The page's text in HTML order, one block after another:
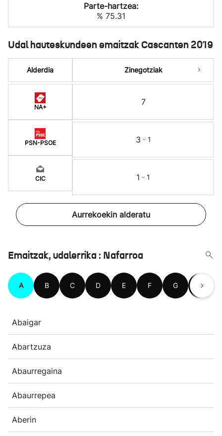
Parte-hartzea:
% 75.31
Udal hauteskundeen emaitzak Cascanten 2019
Alderdia
NA+
PSN-PSOE
CIC
Zinegotziak
7
3 1
1 1
Aurrekoekin alderatu
Emaitzak, udalerrika : Nafarroa
A B C D E F G H
Abaigar
Abartzuza
Abaurregaina
Abaurrepea
Aberin